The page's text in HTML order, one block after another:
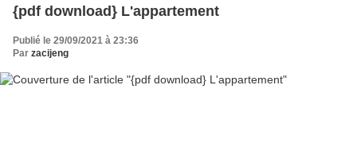
{pdf download} L'appartement
Publié le 29/09/2021 à 23:36
Par zacijeng